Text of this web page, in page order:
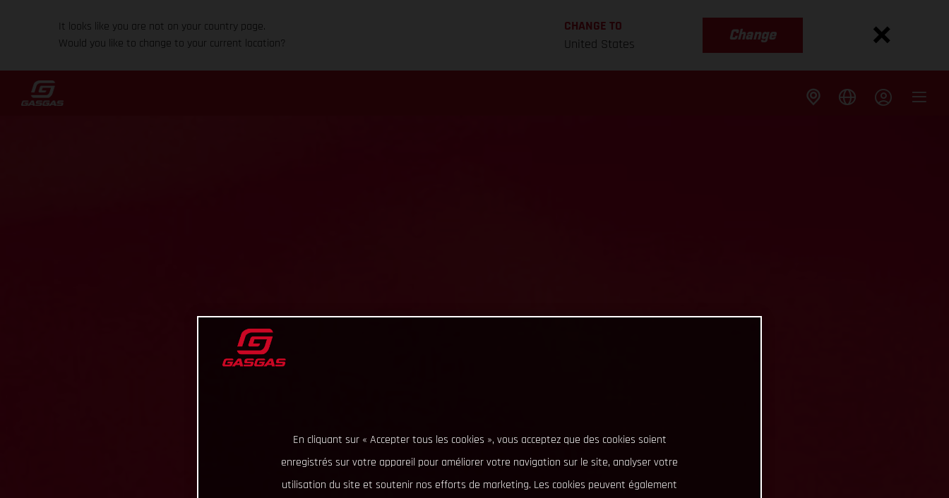
It looks like you are not on your country page.
Would you like to change to your current location?
CHANGE TO
United States
Change
En cliquant sur « Accepter tous les cookies », vous acceptez que des cookies soient
enregistrés sur votre appareil pour améliorer votre navigation sur le site, analyser votre
utilisation du site et soutenir nos efforts de marketing. Les cookies peuvent également